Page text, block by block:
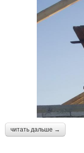
читать дальше →